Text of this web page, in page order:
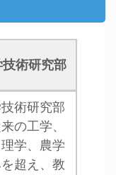
術研究部
術研究部
の工学、
学、農学
超え、教